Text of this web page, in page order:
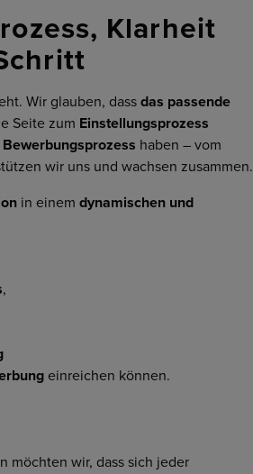
Klarheit
Wir glauben, dassdas passende
Seite zum Einstellungsprozess
Bewerbungsprozess haben – vom
wir uns und wachsen zusammen.
in einemdynamischen und
,
einreichen können.
möchten wir, dass sich jeder